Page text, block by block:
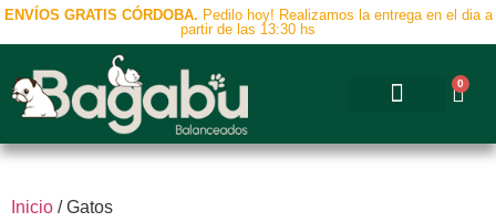
ENVÍOS GRATIS CÓRDOBA. Pedilo hoy! Realizamos la entrega en el dia a
partir de las 13:30 hs
0
Inicio / Gatos